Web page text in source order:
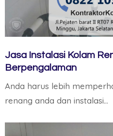
Jasa Instalasi Kolam
Berpengalaman
Anda harus lebih
renang anda dan instalasi…